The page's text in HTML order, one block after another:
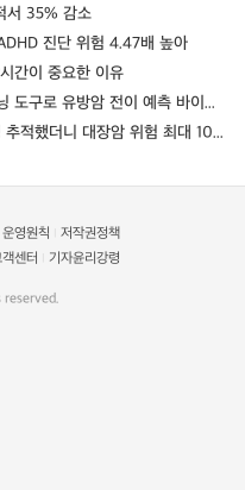
서 35% 감소
진단 위험 4.47배 높아
간이 중요한 이유
"암 전이, 미리 가려낼 수 있을까"…딥러닝 도구로 유방암 전이 예측 바이오마커 찾았다
"배 둘레가 둥글수록"…한국인 449만 명 추적했더니 대장암 위험 최대 10% 이상 높았다
운영원칙
저작권정책
센터 기자윤리강령